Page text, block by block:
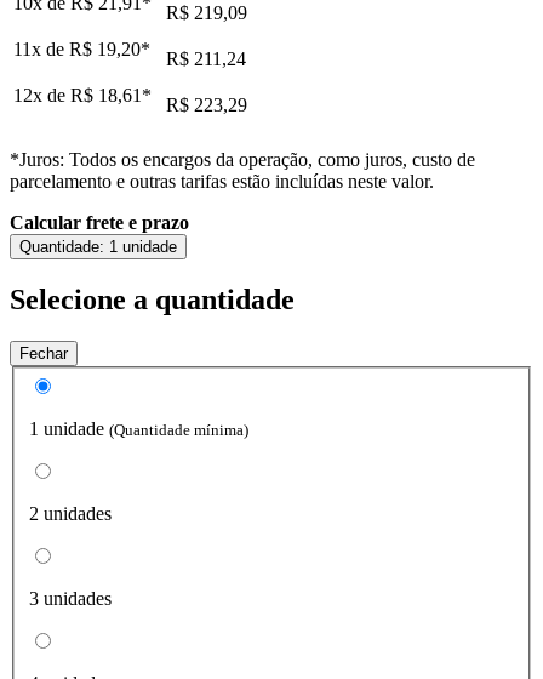
R$ 219,09
11x de R$ 19,20*
R$ 211,24
12x de R$ 18,61 * R$ 223,29
*Juros: Todos os encargos da operação, como juros, custo de
parcelamento e outras tarifas estão incluídas neste valor.
Calcular frete e prazo
Quantidade: 1 unidade
Selecione a quantidade
Fechar
1 unidade (Quantidade mínima)
2 unidades
3 unidades